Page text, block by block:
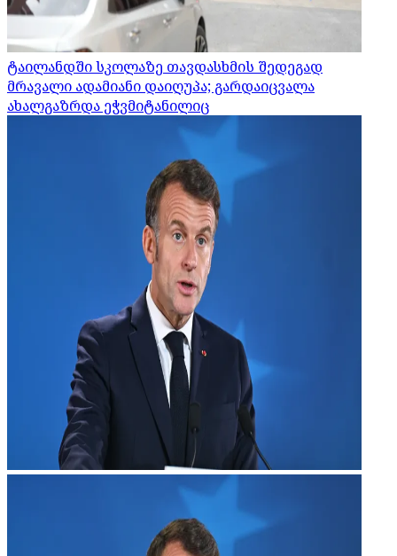
ტაილანდში სკოლაზე თავდასხმის შედეგად
მრავალი ადამიანი დაიღუპა; გარდაიცვალა
ახალგაზრდა ეჭვმიტანილიც